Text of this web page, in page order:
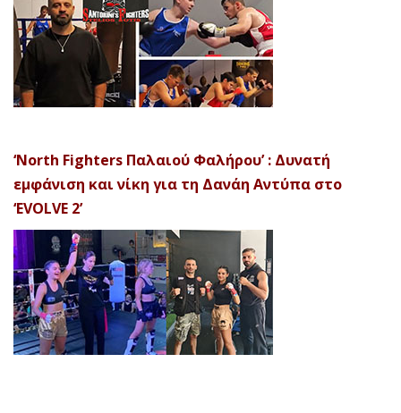
‘North Fighters Παλαιού Φαλήρου’ : Δυνατή
εμφάνιση και νίκη για τη Δανάη Αντύπα στο
‘EVOLVE 2’